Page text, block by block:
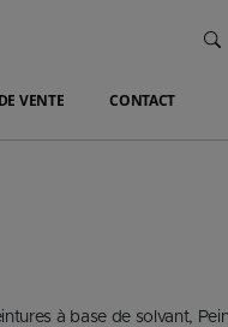
VENTE CONTACT
à base de solvant,